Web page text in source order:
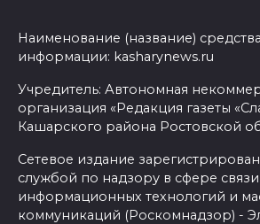
Наименование (название)
информации: kasharynews.ru
Учредитель: Автономная
организация «Редакция газеты
Кашарского района Ростовской
Сетевое издание
службой по надзору в сфере
информационных технологий и
коммуникаций (Роскомнадзор) -